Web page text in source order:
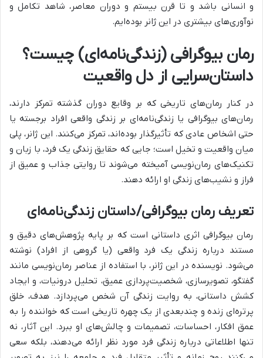
و انسانی باشد و تا قرن بیستم و دوران معاصر، شاهد تکامل و
نوآوری‌های بیشتری در این ژانر بوده‌ایم.
رمان بیوگرافی (زندگی‌نامه‌ای) چیست؟
داستان‌سرایی از دل واقعیت
در کنار رمان‌های تاریخی که بر وقایع دوران گذشته تمرکز دارند،
رمان‌های بیوگرافی یا زندگی‌نامه‌ای بر زندگی واقعی افراد برجسته یا
حتی اشخاص عادی که تأثیرگذار بوده‌اند، تمرکز می‌کنند. این ژانر، پلی
میان واقعیت و تخیل است؛ جایی که حقایق زندگی یک فرد، با زبان و
تکنیک‌های رمان‌نویسی آمیخته می‌شوند تا روایتی جذاب و عمیق از
فراز و نشیب‌های زندگی او ارائه دهند.
تعریف رمان بیوگرافی/داستان زندگی‌نامه‌ای
رمان بیوگرافی اثری داستانی است که بر پایه پژوهش‌های دقیق و
مستند درباره زندگی یک فرد واقعی (یا گروهی از افراد) نوشته
می‌شود. نویسنده در این ژانر، با استفاده از عناصر رمان‌نویسی مانند
گفتگو، تصویرسازی، شخصیت‌پردازی عمیق، تحلیل درونیات، و ایجاد
کشش داستانی، به روایت زندگی آن شخص می‌پردازد. هدف، خلق
پرتره‌ای زنده و چندبعدی از یک چهره تاریخی است که خواننده را به
عمق افکار، احساسات، تصمیمات و چالش‌های او ببرد. این آثار، نه
تنها اطلاعاتی درباره زندگی فرد مورد نظر ارائه می‌دهند، بلکه سعی